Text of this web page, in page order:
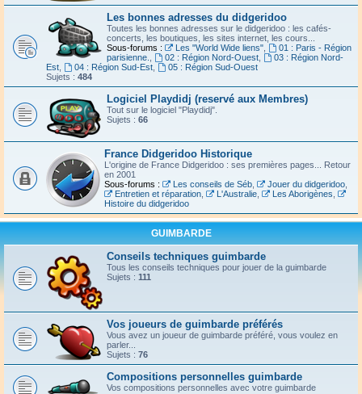
Les bonnes adresses du didgeridoo
Toutes les bonnes adresses sur le didgeridoo : les cafés-
concerts, les boutiques, les sites internet, les cours...
Sous-forums :
Les "World Wide liens",
01 : Paris - Région
parisienne.
02 : Région Nord-Ouest,
03 : Région Nord-
Est
04 : Région Sud-Est,
05 : Région Sud-Ouest
Sujets : 484
Logiciel Playdidj (reservé aux Membres)
Tout sur le logiciel "Playdidj".
Sujets : 66
France Didgeridoo Historique
L'origine de France Didgeridoo : ses premières pages... Retour
en 2001
Sous-forums :
Les conseils de Séb, Jouer du didgeridoo,
Entretien et réparation, L'Australie, Les Aborigènes
Histoire du didgeridoo
GUIMBARDE
Conseils techniques guimbarde
Tous les conseils techniques pour jouer de la guimbarde
Sujets : 111
Vos joueurs de guimbarde préférés
Vous avez un joueur de guimbarde préféré, vous voulez en
parler...
Sujets : 76
Compositions personnelles guimbarde
Vos compositions personnelles avec votre guimbarde